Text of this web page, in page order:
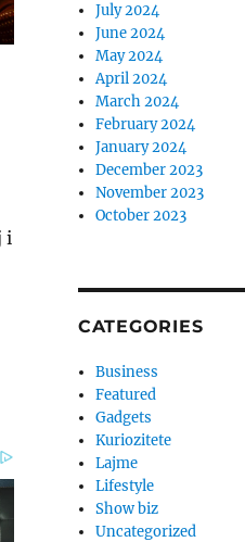
i
July 2024
June 2024
May 2024
April 2024
March 2024
February 2024
January 2024
December 2023
November 2023
October 2023
CATEGORIES
Business
Featured
Gadgets
Kuriozitete
Lajme
Lifestyle
Show biz
Uncategorized